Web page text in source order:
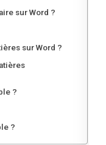
sur Word ?
sur Word ?
?
?